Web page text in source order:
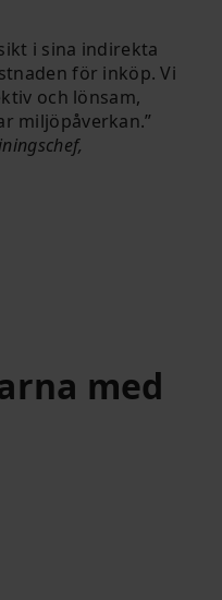
i sina indirekta
för inköp. Vi
och lönsam,
miljöpåverkan.
med